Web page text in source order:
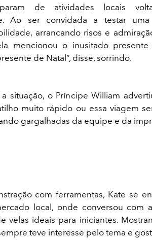
de atividades locais
Ao ser convidada a testar
arrancando risos e
mencionou o inusitado presente
de Natal”, disse, sorrindo.
situação, o Príncipe William
muito rápido ou essa viagem
gargalhadas da equipe e da
com ferramentas, Kate se
local, onde conversou com
velas ideais para iniciantes.
teve interesse pelo tema e